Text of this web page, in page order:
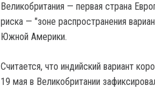
Великобритания — первая страна
риска — "зоне распространения
Южной Америки.
Считается, что индийский вариант
19 мая в Великобритании